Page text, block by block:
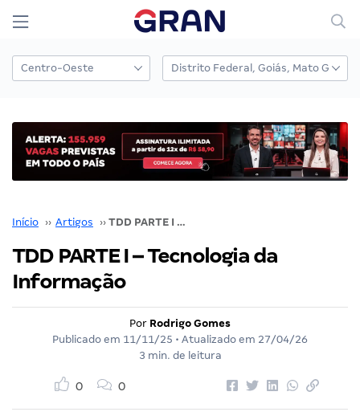
Início ›› Artigos ›› TDD PARTE I – Tecnologia da Informação
TDD PARTE I – Tecnologia da
Informação
Por Rodrigo Gomes
Publicado em 11/11/25 • Atualizado em 27/04/26
3 min. de leitura
0 0